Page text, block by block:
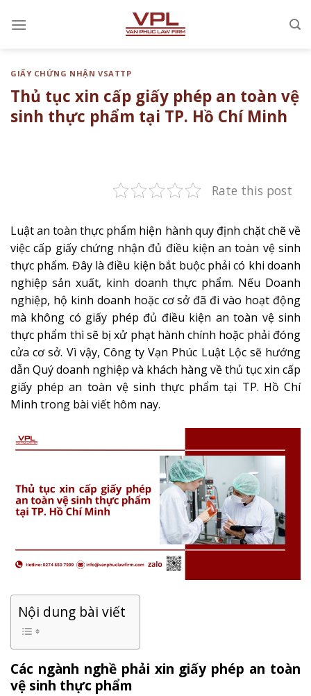
đến
GIẤY CHỨNG NHẬN VSATTP
Thủ tục xin cấp giấy phép an toàn vệ
sinh thực phẩm tại TP. Hồ Chí Minh
Rate this post
Luật an toàn thực phẩm hiện hành quy định chặt chẽ về
việc cấp giấy chứng nhận đủ điều kiện an toàn vệ sinh
thực phẩm. Đây là điều kiện bắt buộc phải có khi doanh
nghiệp sản xuất, kinh doanh thực phẩm. Nếu Doanh
nghiệp, hộ kinh doanh hoặc cơ sở đã đi vào hoạt động
mà không có giấy phép đủ điều kiện an toàn vệ sinh
thực phẩm thì sẽ bị xử phạt hành chính hoặc phải đóng
cửa cơ sở. Vì vậy, Công ty Vạn Phúc Luật Lộc sẽ hướng
dẫn Quý doanh nghiệp và khách hàng về thủ tục xin cấp
giấy phép an toàn vệ sinh thực phẩm tại TP. Hồ Chí
Minh trong bài viết hôm nay.
Nội dung bài viết
Các ngành nghề phải xin giấy phép an toàn
vệ sinh thực phẩm